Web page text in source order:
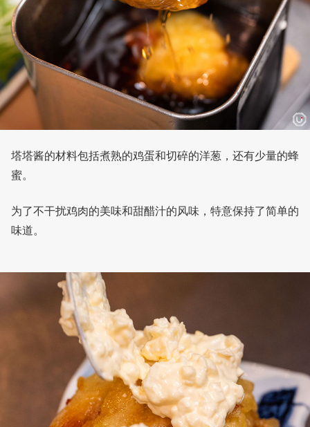
塔塔酱的材料包括煮熟的鸡蛋和切碎的洋葱，还有少量的蜂
蜜。
为了不干扰鸡肉的美味和甜醋汁的风味，特意保持了简单的
味道。